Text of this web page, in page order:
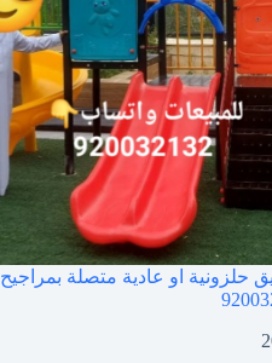
حلزونية او عادية متصلة بمراجيح